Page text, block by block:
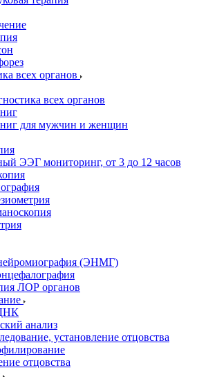
всех органов
всех органов
для мужчин и женщин
ЭЭГ мониторинг, от 3 до 12 часов
(ЭНМГ)
ЛОР органов
анализ
установление отцовства
отцовства